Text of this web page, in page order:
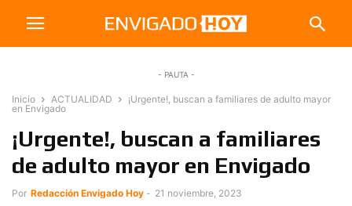
- PAUTA -
Inicio ACTUALIDAD
¡Urgente!, buscan a familiares de adulto mayor
en Envigado
¡Urgente!, buscan a familiares
de adulto mayor en Envigado
Por Redacción Envigado Hoy - 21 noviembre, 2023